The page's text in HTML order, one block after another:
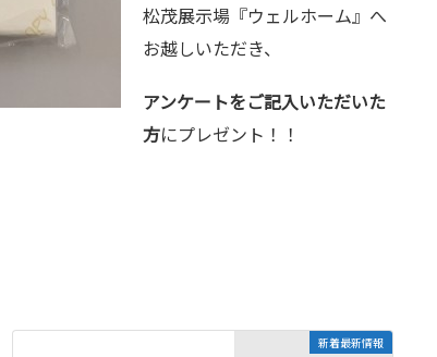
松茂展示場『ウェルホーム』へ
お越しいただき、
アンケートをご記入いただいた
方にプレゼント！！
新着最新情報